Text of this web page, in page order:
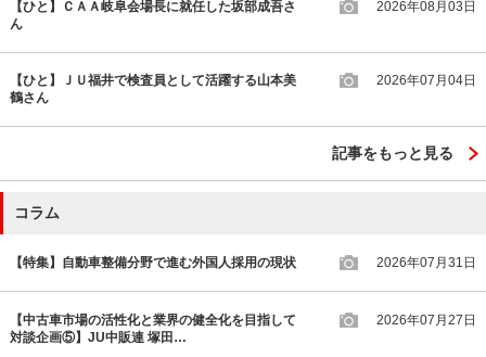
【ひと】ＣＡＡ岐阜会場長に就任した坂部成吾さ
ん
2026年08月03日
【ひと】ＪＵ福井で検査員として活躍する山本美
鶴さん
2026年07月04日
記事をもっと見る
コラム
【特集】自動車整備分野で進む外国人採用の現状 2026年07月31日
【中古車市場の活性化と業界の健全化を目指して
対談企画⑤】JU中販連 塚田…
2026年07月27日